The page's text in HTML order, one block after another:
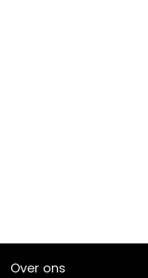
Over ons